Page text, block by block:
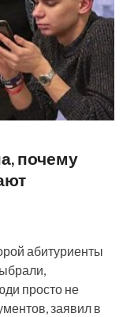
почему
абитуриенты
просто не
заявил в